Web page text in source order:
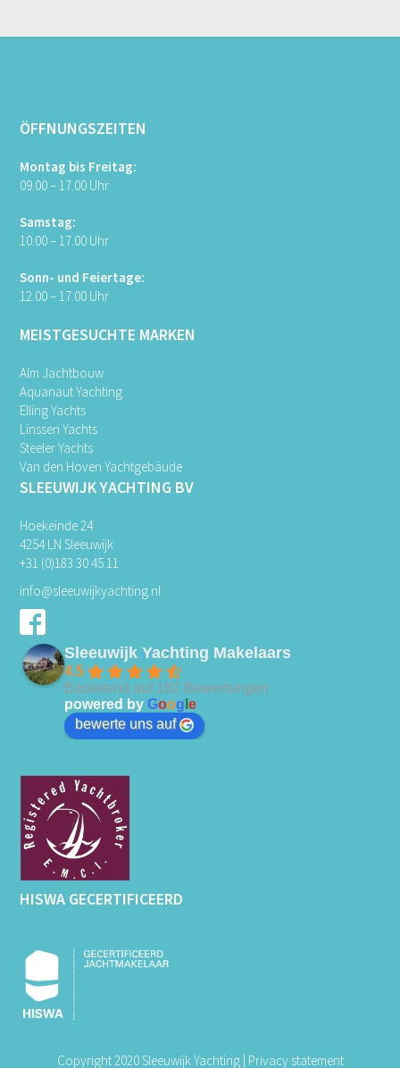
ÖFFNUNGSZEITEN
Montag bis Freitag:
09.00 – 17.00 Uhr
Samstag:
10.00 – 17.00 Uhr
Sonn- und Feiertage:
12.00 – 17.00 Uhr
MEISTGESUCHTE MARKEN
Alm Jachtbouw
Aquanaut Yachting
Elling Yachts
Linssen Yachts
Steeler Yachts
Van den Hoven Yachtgebäude
SLEEUWIJK YACHTING BV
Hoekeinde 24
4254 LN Sleeuwijk
+31 (0)183 30 45 11
info@sleeuwijkyachting.nl
Sleeuwijk Yachting Makelaars
4.5
Basierend auf 182 Bewertungen
powered byGoog le
bewerte uns auf
HISWA GECERTIFICEERD
Copyright 2020 Sleeuwijk Yachting | Privacy statement